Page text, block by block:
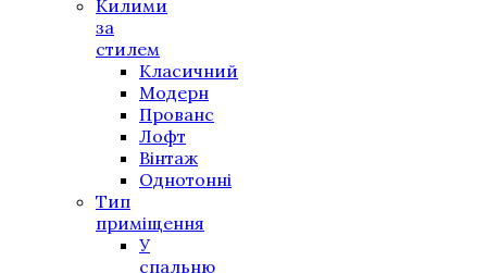
Килими
за
стилем
Класичний
Модерн
Прованс
Лофт
Вінтаж
Однотонні
Тип
приміщення
У
спальню